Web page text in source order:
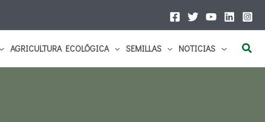
AGRICULTURA ECOLÓGICA SEMILLAS NOTICIAS